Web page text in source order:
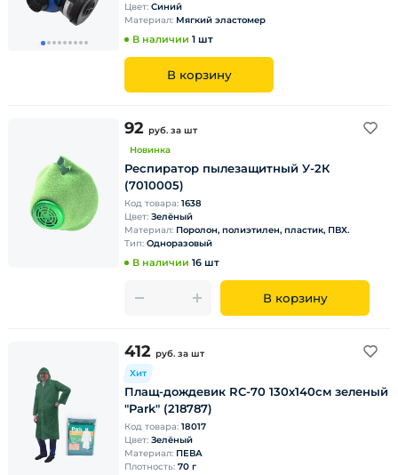
Цвет: Синий
Материал: Мягкий эластомер
В наличии 1 шт
В корзину
92 руб. за шт
Новинка
Респиратор пылезащитный У-2К
(7010005)
Код товара: 1638
Цвет: Зелёный
Материал: Поролон, полиэтилен, пластик, ПВХ.
Тип: Одноразовый
В наличии 16 шт
В корзину
412 руб. за шт
Хит
Плащ-дождевик RC-70 130х140см зеленый
"Park" (218787)
Код товара: 18017
Цвет: Зелёный
Материал: ПЕВА
Плотность: 70 г